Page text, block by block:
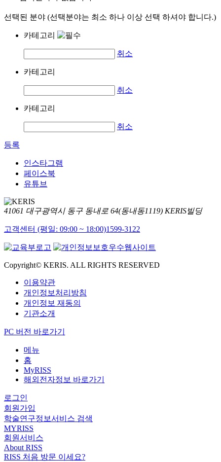
선택된 분야 (선택분야는 최소 하나 이상 선택 하셔야 합니다.)
카테고리
취소
카테고리
취소
카테고리
취소
등록
인스타그램
페이스북
유튜브
41061 대구광역시 동구 동내로 64(동내동1119) KERIS빌딩
고객센터 (평일: 09:00 ~ 18:00)1599-3122
Copyright© KERIS. ALL RIGHTS RESERVED
이용약관
개인정보처리방침
개인정보 재동의
기관소개
PC 버전 바로가기
메뉴
홈
MyRISS
해외전자정보 바로가기
로그인
회원가입
학술연구정보서비스 검색
MYRISS
회원서비스
About RISS
RISS 처음 방문 이세요?